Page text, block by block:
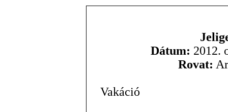
Dátum: 2012.
Rovat:
Vakáció